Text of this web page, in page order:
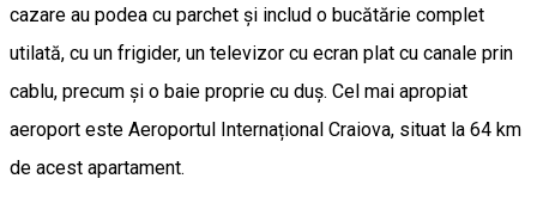
cazare au podea cu parchet și includ o bucătărie complet
utilată, cu un frigider, un televizor cu ecran plat cu canale prin
cablu, precum și o baie proprie cu duș. Cel mai apropiat
aeroport este Aeroportul Internațional Craiova, situat la 64 km
de acest apartament.